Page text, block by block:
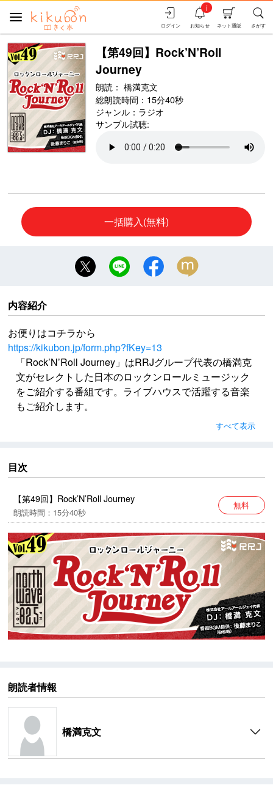
さがす
ネット通販
お知らせ
i
ログイン
【第49回】Rock’N’Roll
Journey
朗読： 橋満克文
総朗読時間：15分40秒
ジャンル： ラジオ
サンプル試聴:
一括購入(無料)
内容紹介
お便りはコチラから
https://kikubon.jp/form.php?fKey=13
「Rock’N’Roll Journey」はRRJグループ代表の橋満克
文がセレクトした日本のロックンロールミュージック
をご紹介する番組です。ライブハウスで活躍する音楽
もご紹介します。
第49回目では、East Of Eden、ZIGGY、hideの楽曲を
BGM提供：後藤まりこ（敬称略・五十音順）
公式X
https://x.com/radioRRJ
※ハッシュタグ #RRJ825
すべて表示
目次
【第49回】Rock’N’Roll Journey
朗読時間：15分40秒
無料
朗読者情報
橋満克文